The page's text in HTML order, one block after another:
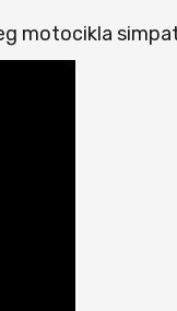
motocikla